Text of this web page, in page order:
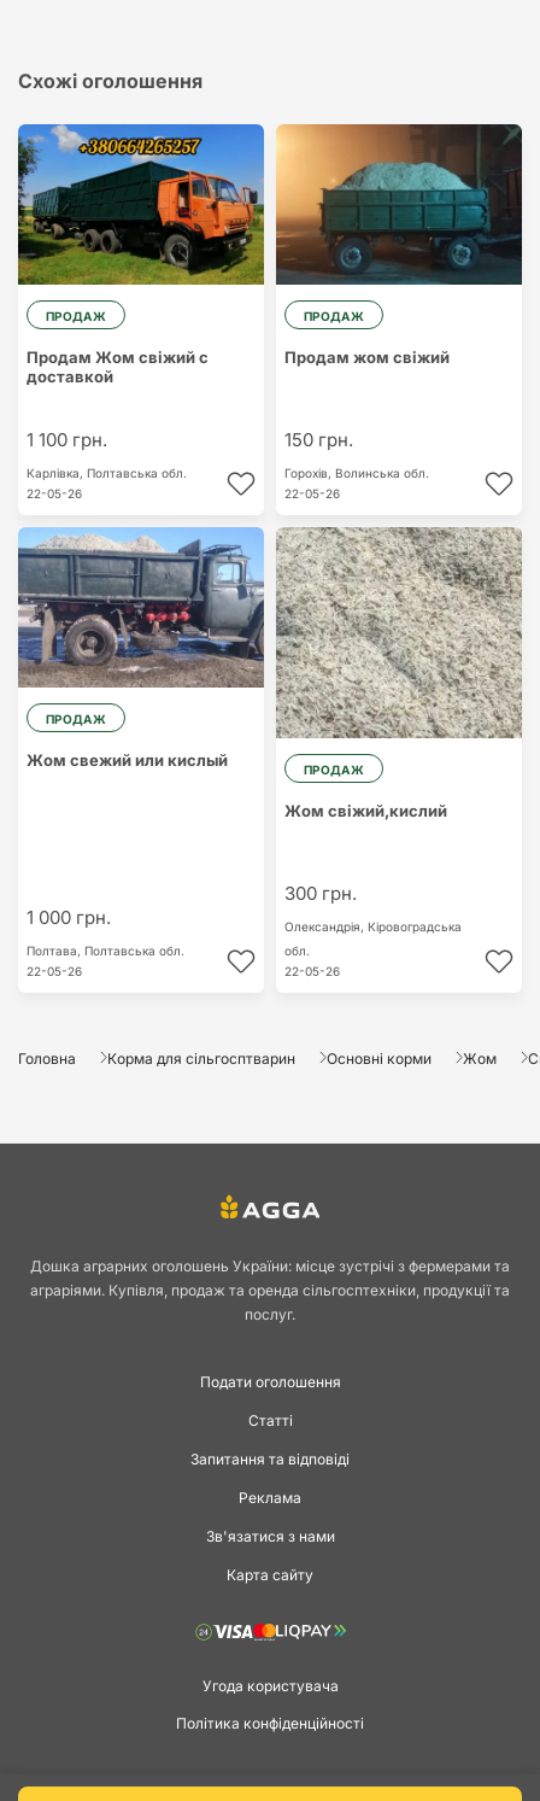
Схожі оголошення
ПРОДАЖ
Продам Жом свіжий с
доставкой
1 100 грн.
Карлівка, Полтавська обл.
22-05-26
ПРОДАЖ
Продам жом свіжий
150 грн.
Горохів, Волинська обл.
22-05-26
ПРОДАЖ
Жом свежий или кислый
1 000 грн.
Полтава, Полтавська обл.
22-05-26
ПРОДАЖ
Жом свіжий,кислий
300 грн.
Олександрія, Кіровоградська
обл.
22-05-26
Головна Корма для сільгосптварин Основні корми Жом
Дошка аграрних оголошень України: місце зустрічі з фермерами та
аграріями. Купівля, продаж та оренда сільгосптехніки, продукції та
послуг.
Подати оголошення
Статті
Запитання та відповіді
Реклама
Зв'язатися з нами
Карта сайту
Угода користувача
Політика конфіденційності